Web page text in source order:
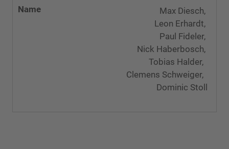
Max Diesch,
Leon Erhardt,
Paul Fideler,
Nick Haberbosch,
Tobias Halder,
Clemens Schweiger,
Dominic Stoll